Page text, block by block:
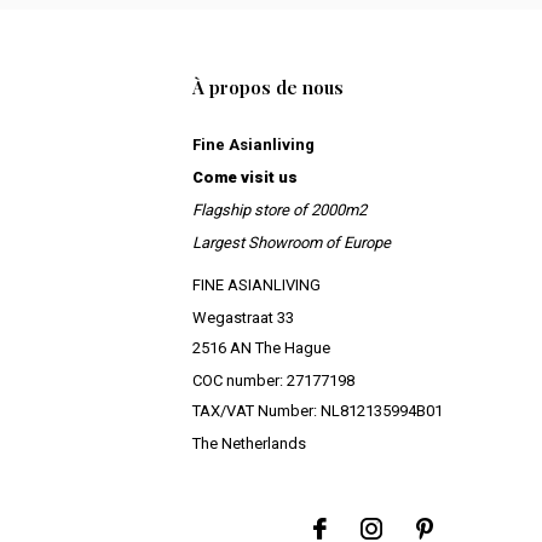
À propos de nous
Fine Asianliving
Come visit us
Flagship store of 2000m2
Largest Showroom of Europe
FINE ASIANLIVING
Wegastraat 33
2516 AN The Hague
COC number: 27177198
TAX/VAT Number: NL812135994B01
The Netherlands